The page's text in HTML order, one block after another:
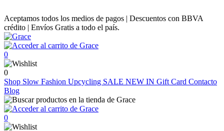
Aceptamos todos los medios de pagos | Descuentos con BBVA
crédito | Envíos Gratis a todo el país.
0
0
Shop Slow Fashion Upcycling SALE NEW IN Gift Card Contacto
Blog
0